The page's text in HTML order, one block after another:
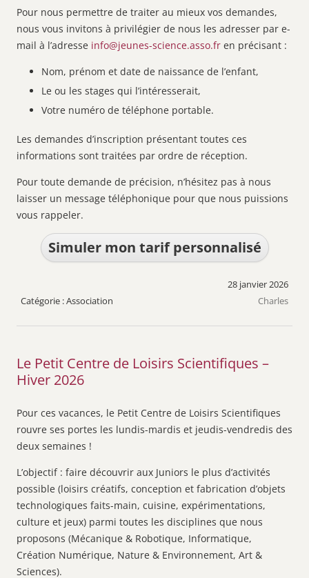
Pour nous permettre de traiter au mieux vos demandes,
nous vous invitons à privilégier de nous les adresser par e-
mail à l’adresse info@jeunes-science.asso.fr en précisant :
Nom, prénom et date de naissance de l’enfant,
Le ou les stages qui l’intéresserait,
Votre numéro de téléphone portable.
Les demandes d’inscription présentant toutes ces
informations sont traitées par ordre de réception.
Pour toute demande de précision, n’hésitez pas à nous
laisser un message téléphonique pour que nous puissions
vous rappeler.
Simuler mon tarif personnalisé
Association
28 janvier 2026
Charles
Le Petit Centre de Loisirs Scientifiques –
Hiver 2026
Pour ces vacances, le Petit Centre de Loisirs Scientifiques
rouvre ses portes les lundis-mardis et jeudis-vendredis des
deux semaines !
L’objectif : faire découvrir aux Juniors le plus d’activités
possible (loisirs créatifs, conception et fabrication d’objets
technologiques faits-main, cuisine, expérimentations,
culture et jeux) parmi toutes les disciplines que nous
proposons (Mécanique & Robotique, Informatique,
Création Numérique, Nature & Environnement, Art &
Sciences).